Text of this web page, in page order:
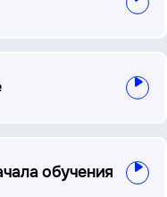
обучения